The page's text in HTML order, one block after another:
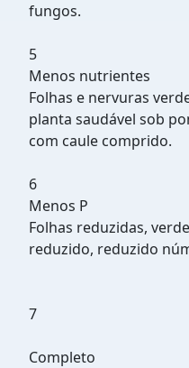
fungos.
5
Menos nutrientes
Folhas e nervuras
planta saudável sob
com caule comprido.
6
Menos P
Folhas reduzidas,
reduzido, reduzido
7
Completo